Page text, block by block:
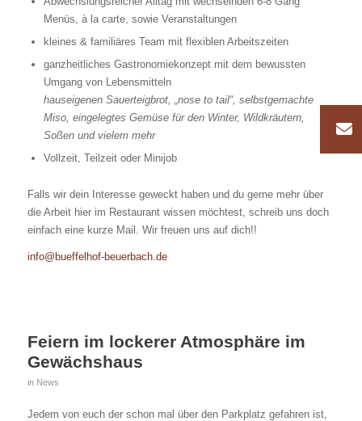
Menüs, à la carte, sowie Veranstaltungen
kleines & familiäres Team mit flexiblen Arbeitszeiten
ganzheitliches Gastronomiekonzept mit dem bewussten
Umgang von Lebensmitteln
hauseigenen Sauerteigbrot, „nose to tail“, selbstgemachte
Miso, eingelegtes Gemüse für den Winter, Wildkräutern,
Soßen und vielem mehr
Vollzeit, Teilzeit oder Minijob
Falls wir dein Interesse geweckt haben und du gerne mehr über
die Arbeit hier im Restaurant wissen möchtest, schreib uns doch
einfach eine kurze Mail. Wir freuen uns auf dich!!
info@bueffelhof-beuerbach.de
Feiern im lockerer Atmosphäre im
Gewächshaus
in News
Jedem von euch der schon mal über den Parkplatz gefahren ist,